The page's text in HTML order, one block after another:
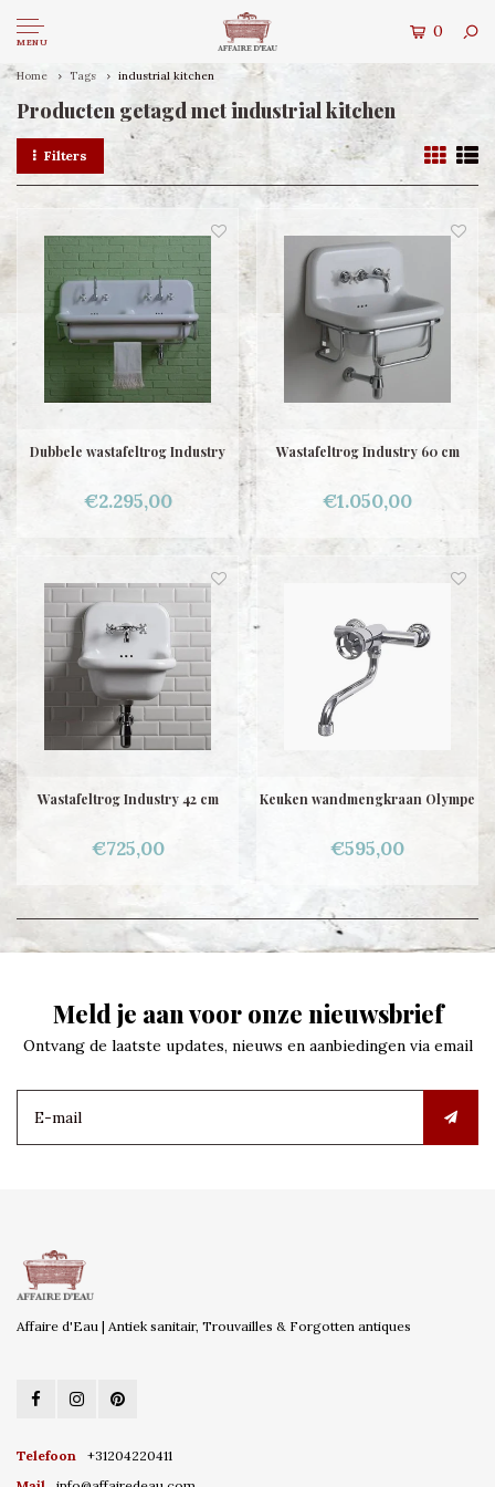
MENU
0
Home Tags industrial kitchen
Producten getagd met industrial kitchen
Filters
Dubbele wastafeltrog Industry
€2.295,00
Wastafeltrog Industry 60 cm
€1.050,00
Wastafeltrog Industry 42 cm
€725,00
Keuken wandmengkraan Olympe
€595,00
Meld je aan voor onze nieuwsbrief
Ontvang de laatste updates, nieuws en aanbiedingen via email
Affaire d'Eau | Antiek sanitair, Trouvailles & Forgotten antiques
Telefoon
+31204220411